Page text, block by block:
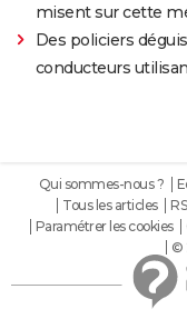
misent sur cette
Des policiers
conducteurs
Qui sommes-nous ?
Tous les articles
Paramétrer les cookies
©